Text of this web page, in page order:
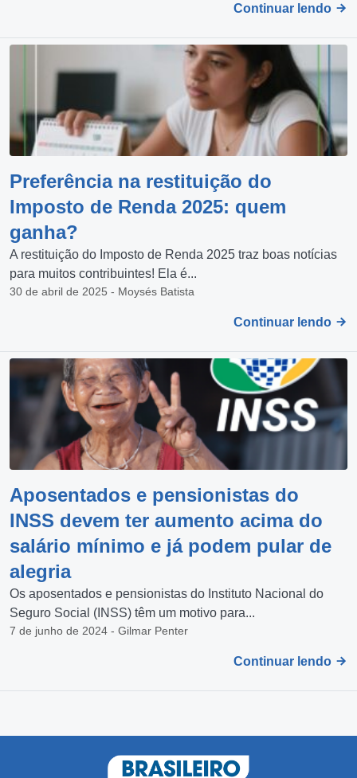
Continuar lendo
Preferência na restituição do
Imposto de Renda 2025: quem
ganha?
A restituição do Imposto de Renda 2025 traz boas notícias
para muitos contribuintes! Ela é...
30 de abril de 2025 - Moysés Batista
Continuar lendo
Aposentados e pensionistas do
INSS devem ter aumento acima do
salário mínimo e já podem pular de
alegria
Os aposentados e pensionistas do Instituto Nacional do
Seguro Social (INSS) têm um motivo para...
7 de junho de 2024 - Gilmar Penter
Continuar lendo